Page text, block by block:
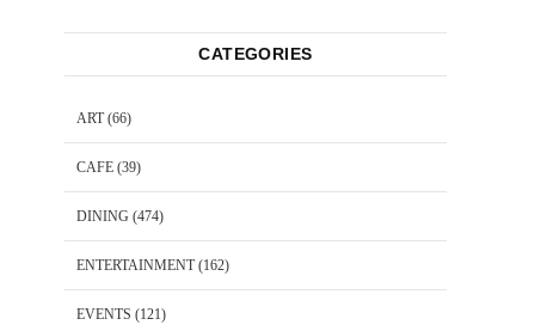
CATEGORIES
ART(66)
CAFE (39)
DINING (474)
ENTERTAINMENT(162)
EVENTS (121)